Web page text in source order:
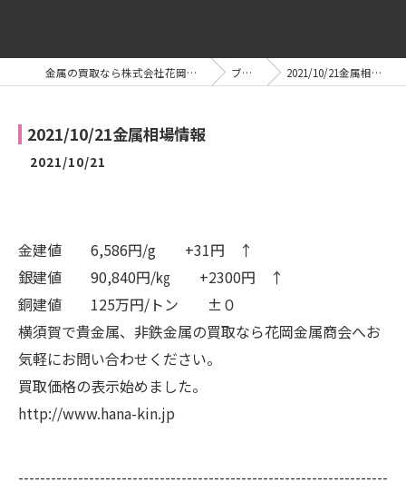
金属の買取なら株式会社花岡金属商会 ブログ 2021/10/21金属相場情報
2021/10/21金属相場情報
2021/10/21
金建値 6,586円/g +31円 ↑
銀建値 90,840円/㎏ +2300円 ↑
銅建値 125万円/トン ±０
横須賀で貴金属、非鉄金属の買取なら花岡金属商会へお
気軽にお問い合わせください。
買取価格の表示始めました。
http://www.hana-kin.jp
--------------------------------------------------------------------